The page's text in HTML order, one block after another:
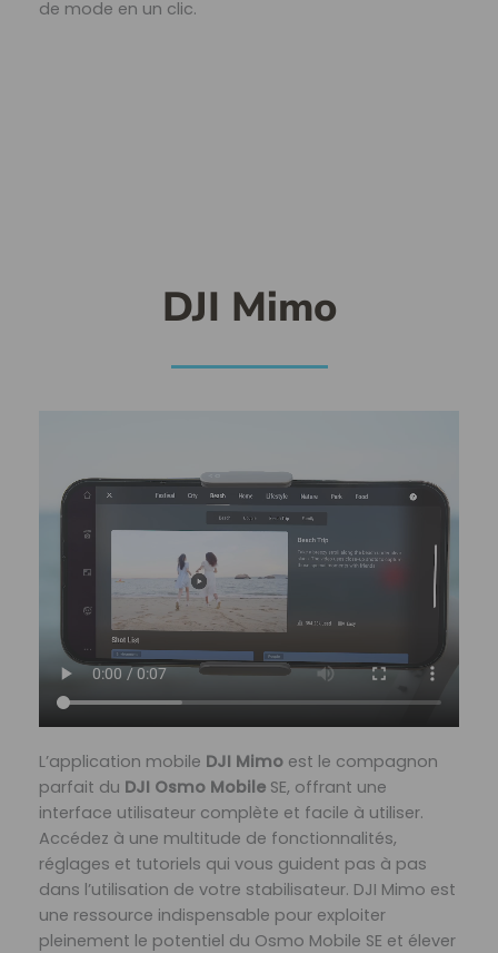
de mode en un clic.
DJI Mimo
L’application mobile DJI Mimo est le compagnon
parfait du DJI Osmo Mobile SE, offrant une
interface utilisateur complète et facile à utiliser.
Accédez à une multitude de fonctionnalités,
réglages et tutoriels qui vous guident pas à pas
dans l’utilisation de votre stabilisateur. DJI Mimo est
une ressource indispensable pour exploiter
pleinement le potentiel du Osmo Mobile SE et élever